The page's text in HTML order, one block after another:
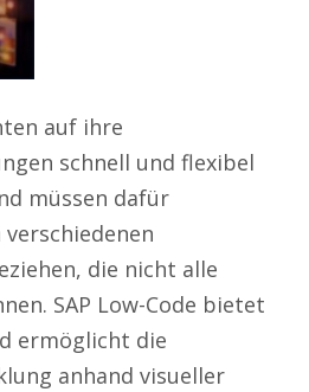
auf ihre
schnell und flexibel
müssen dafür
die nicht alle
SAP Low-Code bietet
ermöglicht die
anhand visueller